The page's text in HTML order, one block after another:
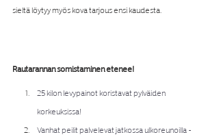
sieltä löytyy myös kova tarjous ensi kaudesta.
Rautarannan somistaminen etenee!
25 kilon levypainot koristavat pylväiden
korkeuksissa!
Vanhat peilit palvelevat jatkossa ulkoreunoilla -